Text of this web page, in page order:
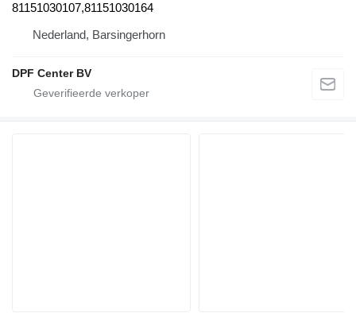
81151030107,81151030164
Nederland, Barsingerhorn
DPF Center BV